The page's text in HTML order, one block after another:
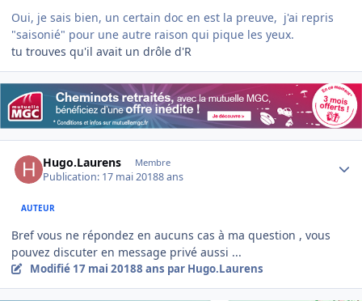
Oui, je sais bien, un certain doc en est la preuve, j'ai repris
"saisonié" pour une autre raison qui pique les yeux.
tu trouves qu'il avait un drôle d'R
Hugo.Laurens Membre
Publication: 17 mai 20188 ans
AUTEUR
Bref vous ne répondez en aucuns cas à ma question , vous
pouvez discuter en message privé aussi ...
Modifié 17 mai 20188 ans par Hugo.Laurens